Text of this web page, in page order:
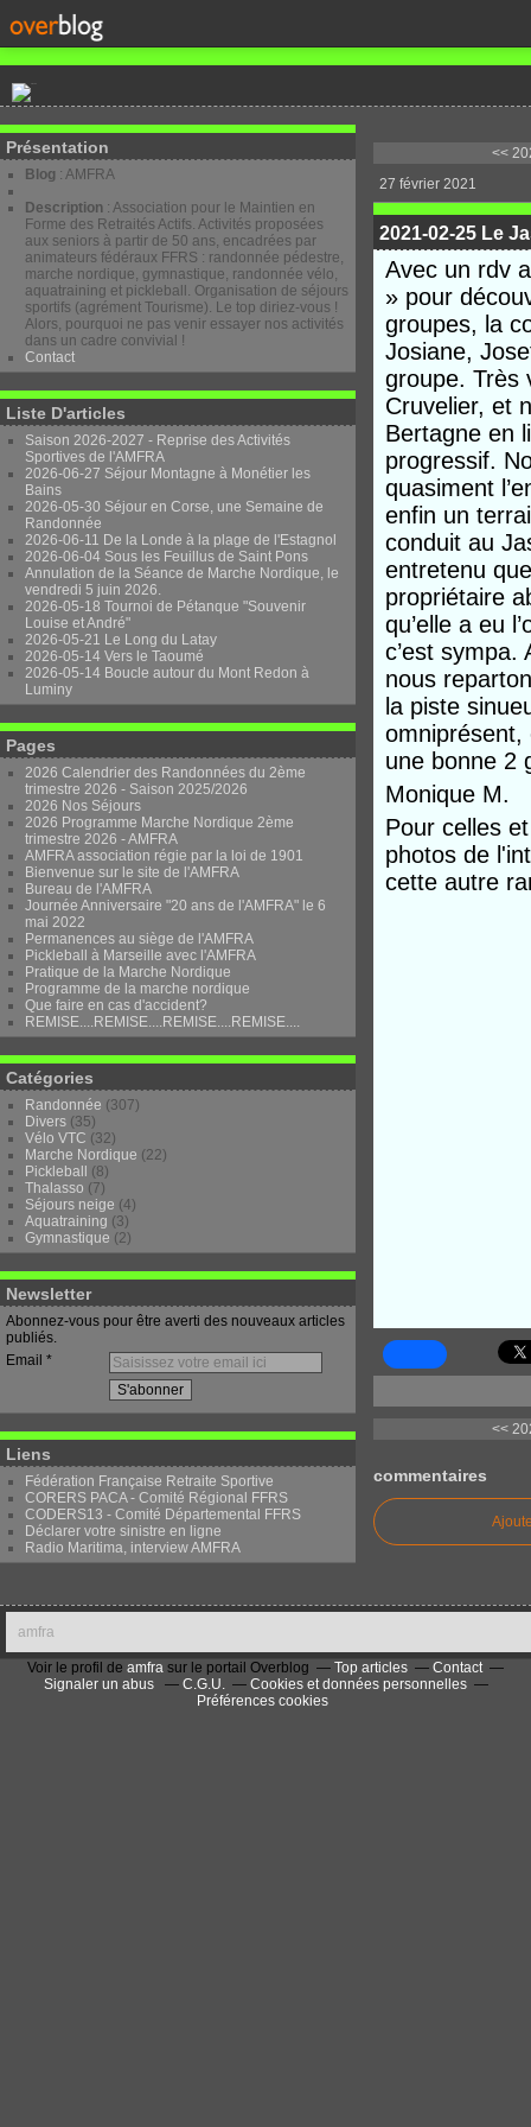
Présentation
Blog : AMFRA
Description : Association pour le Maintien en
Forme des Retraités Actifs. Activités proposées
aux seniors à partir de 50 ans, encadrées par
animateurs fédéraux FFRS : randonnée pédestre,
marche nordique, gymnastique, randonnée vélo,
aquatraining et pickleball. Organisation de séjours
sportifs (agrément Tourisme). Le top diriez-vous !
Alors, pourquoi ne pas venir essayer nos activités
dans un cadre convivial !
Contact
Liste D'articles
Saison 2026-2027 - Reprise des Activités
Sportives de l'AMFRA
2026-06-27 Séjour Montagne à Monétier les
Bains
2026-05-30 Séjour en Corse, une Semaine de
Randonnée
2026-06-11 De la Londe à la plage de l'Estagnol
2026-06-04 Sous les Feuillus de Saint Pons
Annulation de la Séance de Marche Nordique, le
vendredi 5 juin 2026.
2026-05-18 Tournoi de Pétanque "Souvenir
Louise et André"
2026-05-21 Le Long du Latay
2026-05-14 Vers le Taoumé
2026-05-14 Boucle autour du Mont Redon à
Luminy
Pages
2026 Calendrier des Randonnées du 2ème
trimestre 2026 - Saison 2025/2026
2026 Nos Séjours
2026 Programme Marche Nordique 2ème
trimestre 2026 - AMFRA
AMFRA association régie par la loi de 1901
Bienvenue sur le site de l'AMFRA
Bureau de l'AMFRA
Journée Anniversaire "20 ans de l'AMFRA" le 6
mai 2022
Permanences au siège de l'AMFRA
Pickleball à Marseille avec l'AMFRA
Pratique de la Marche Nordique
Programme de la marche nordique
Que faire en cas d'accident?
REMISE....REMISE....REMISE....REMISE....
Catégories
Randonnée (307)
Divers (35)
Vélo VTC (32)
Marche Nordique (22)
Pickleball
(8)
Thalasso (7)
Séjours neige (4)
Aquatraining (3)
Gymnastique (2)
Newsletter
Abonnez-vous pour être averti des nouveaux articles
publiés.
Email
Liens
Fédération Française Retraite Sportive
CORERS PACA - Comité Régional FFRS
CODERS13 - Comité Départemental FFRS
Déclarer votre sinistre en ligne
Radio Maritima, interview AMFRA
<<
27 février 2021
2021-02-25 Le
Avec un rdv
» pour
groupes, la
Josiane,
groupe. Très
Cruvelier, et
Bertagne en
progressif.
quasiment
enfin un
conduit au
entretenu
propriétaire
qu’elle a eu
c’est sympa.
nous
la piste
omniprésent,
une bonne 2
Monique M.
Pour celles
photos de
cette autre
<<
commentaires
amfra
Voir le profil de amfra sur le portail Overblog Top articles
Contact
Signaler un abus
C.G.U.
Cookies et données personnelles
Préférences cookies